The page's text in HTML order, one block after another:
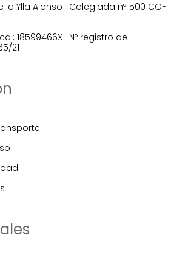
la Ylla Alonso | Colegiada nª 500 COF
18599466X | Nº registro de
21